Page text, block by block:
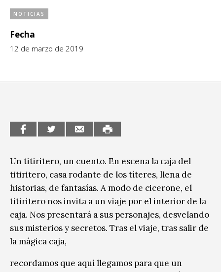
CCE en el interior/libros
Espacio itinerante de lectura infantil
Exposiciones
Formación
Infantil y Juvenil
Medio Ambiente
Sin categoría
NOTICIAS
Fecha
12 de marzo de 2019
Un titiritero, un cuento. En escena la caja del
titiritero, casa rodante de los títeres, llena de
historias, de fantasías. A modo de cicerone, el
titiritero nos invita a un viaje por el interior de la
caja. Nos presentará a sus personajes, desvelando
sus misterios y secretos. Tras el viaje, tras salir de
la mágica caja,
recordamos que aquí llegamos para que un